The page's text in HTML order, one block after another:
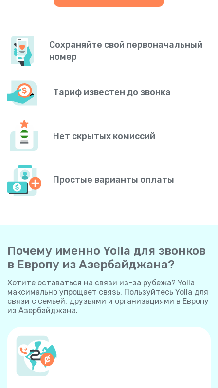
Сохраняйте свой первоначальный
номер
Тариф известен до звонка
Нет скрытых комиссий
Простые варианты оплаты
Почему именно Yolla для звонков
в Европу из Азербайджана?
Хотите оставаться на связи из-за рубежа? Yolla
максимально упрощает связь. Пользуйтесь Yolla для
связи с семьей, друзьями и организациями в Европу
из Азербайджана.